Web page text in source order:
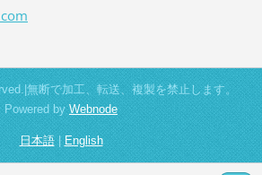
無断で加工、転送、複製を禁止します。
Powered byWebnode
日本語|English